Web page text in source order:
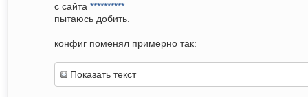
с сайта **********
пытаюсь добить.
конфиг поменял примерно так:
Показать текст